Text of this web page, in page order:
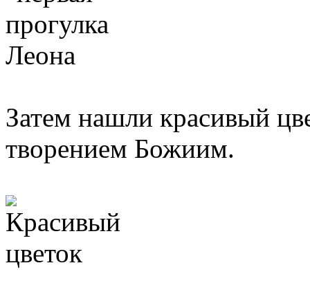
Затем нашли красивый
творением Божиим.